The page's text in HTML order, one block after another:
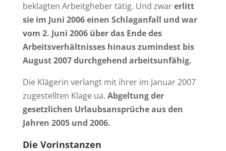
beklagten Arbeitgheber tätig. Und zwarerlitt
sie im Juni 2006 einen Schlaganfall und war
vom 2. Juni 2006 über das Ende des
Arbeitsverhältnisses hinaus zumindest bis
August 2007 durchgehend arbeitsunfähig.
Die Klägerin verlangt mit ihrer im Januar 2007
zugestellten Klage ua. Abgeltung der
gesetzlichen Urlaubsansprüche aus den
Jahren 2005 und 2006.
Die Vorinstanzen